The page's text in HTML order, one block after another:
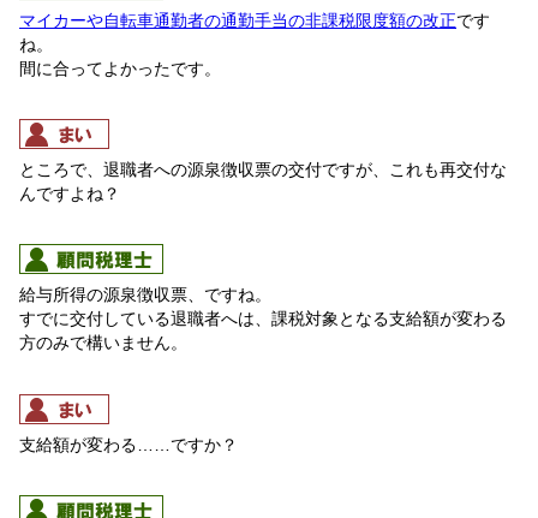
マイカーや自転車通勤者の通勤手当の非課税限度額の改正です
ね。
間に合ってよかったです。
ところで、退職者への源泉徴収票の交付ですが、これも再交付な
んですよね？
給与所得の源泉徴収票、ですね。
すでに交付している退職者へは、課税対象となる支給額が変わる
方のみで構いません。
支給額が変わる……ですか？